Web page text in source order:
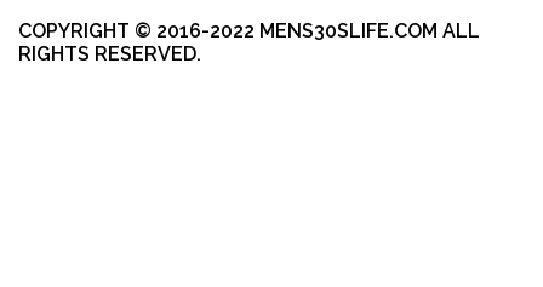
COPYRIGHT © 2016-2022 MENS30SLIFE.COM ALL
RIGHTS RESERVED.